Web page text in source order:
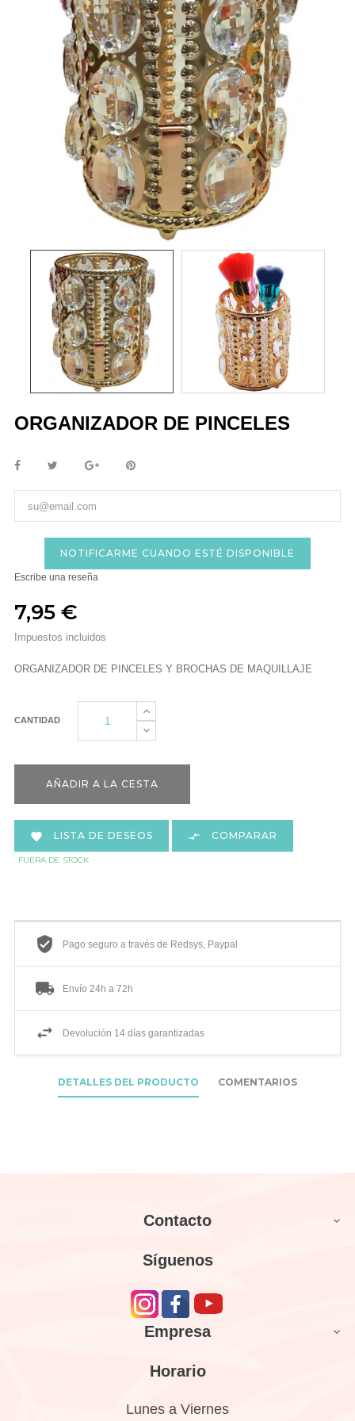
ORGANIZADOR DE PINCELES
NOTIFICARME CUANDO ESTÉ DISPONIBLE
Escribe una reseña
7,95 €
Impuestos incluidos
ORGANIZADOR DE PINCELES Y BROCHAS DE MAQUILLAJE
CANTIDAD
AÑADIR A LA CESTA
 LISTA DE DESEOS  COMPARAR
FUERA DE STOCK
Pago seguro a través de Redsys, Paypal
Envío 24h a 72h
Devolución 14 días garantizadas
DETALLES DEL PRODUCTO COMENTARIOS
Contacto 
Síguenos
Empresa 
Horario
Lunes a Viernes